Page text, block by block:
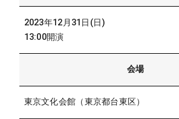
2023年12月31日(日)
13:00開演
会場
東京文化会館（東京都台東区）